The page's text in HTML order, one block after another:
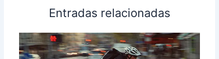
Entradas relacionadas